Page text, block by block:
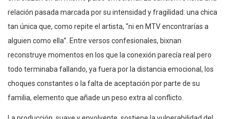
relación pasada marcada por su intensidad y fragilidad: una chica
tan única que, como repite el artista, “ni en MTV encontrarías a
alguien como ella”. Entre versos confesionales, bixnan
reconstruye momentos en los que la conexión parecía real pero
todo terminaba fallando, ya fuera por la distancia emocional, los
choques constantes o la falta de aceptación por parte de su
familia, elemento que añade un peso extra al conflicto.